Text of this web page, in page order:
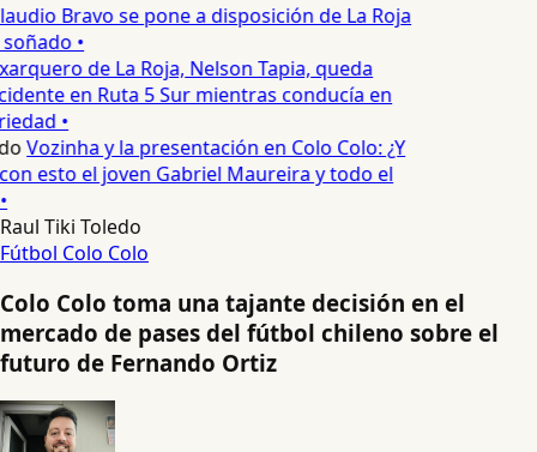
Bravo se pone a disposición de La Roja
•
de La Roja, Nelson Tapia, queda
en Ruta 5 Sur mientras conducía en
•
Vozinha y la presentación en Colo Colo: ¿Y
esto el joven Gabriel Maureira y todo el
Raul Tiki Toledo
Fútbol Colo Colo
Colo Colo toma una tajante decisión en el
mercado de pases del fútbol chileno sobre el
futuro de Fernando Ortiz